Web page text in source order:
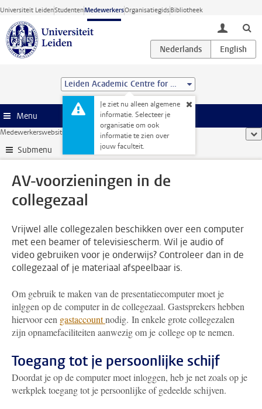
Ga direct naar de inhoud
Universiteit LeidenStudentenMedewerkersOrganisatiegidsBibliotheek
toggle
Leiden Academic Centre for Drug Research (LACDR)
Je ziet nu alleen algemene
informatie. Selecteer je
organisatie om ook
informatie te zien over
jouw faculteit.
Menu
Medewerkerswebsite AV-voorzieningen in de collegezaal
Submenu
AV-voorzieningen in de
collegezaal
Vrijwel alle collegezalen beschikken over een computer
met een beamer of televisiescherm. Wil je audio of
video gebruiken voor je onderwijs? Controleer dan in de
collegezaal of je materiaal afspeelbaar is.
Om gebruik te maken van de presentatiecomputer moet je
inlggen op de computer in de collegezaal. Gastsprekers hebben
hiervoor een gastaccountnodig. In enkele grote collegezalen
zijn opnamefaciliteiten aanwezig om je college op te nemen.
Toegang tot je persoonlijke schijf
Doordat je op de computer moet inloggen, heb je net zoals op je
werkplek toegang tot je persoonlijke of gedeelde schijven.